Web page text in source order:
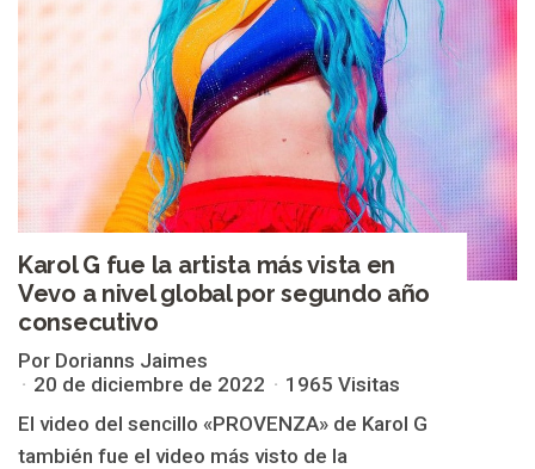
Karol G fue la artista más vista en
Vevo a nivel global por segundo año
consecutivo
Por Dorianns Jaimes
20 de diciembre de 2022
1965 Visitas
El video del sencillo «PROVENZA» de Karol G
también fue el video más visto de la